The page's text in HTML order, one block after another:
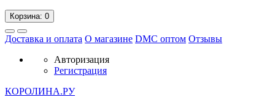
Корзина: 0
Доставка и оплата О магазине DMC оптом Отзывы
Авторизация
Регистрация
КОРОЛИНА.РУ